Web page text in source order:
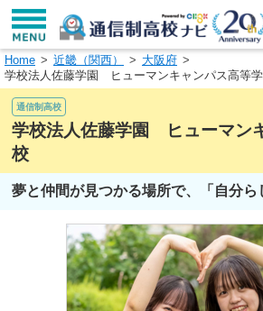
学校名で探す
エリアを選択して
北海
北陸
Home 近畿（関西）
大阪府
学校法人佐藤学園 ヒューマンキャンパス高等
通信制高校
学校法人佐藤学園 ヒューマン
校
夢と仲間が見つかる場所で、「自分ら